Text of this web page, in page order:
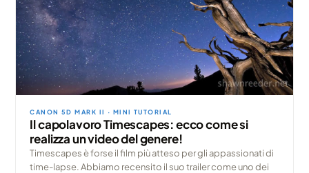
CANON 5D MARK II · MINI TUTORIAL
Il capolavoro Timescapes: ecco come si
realizza un video del genere!
Timescapes è forse il film più atteso per gli appassionati di
time-lapse. Abbiamo recensito il suo trailer come uno dei